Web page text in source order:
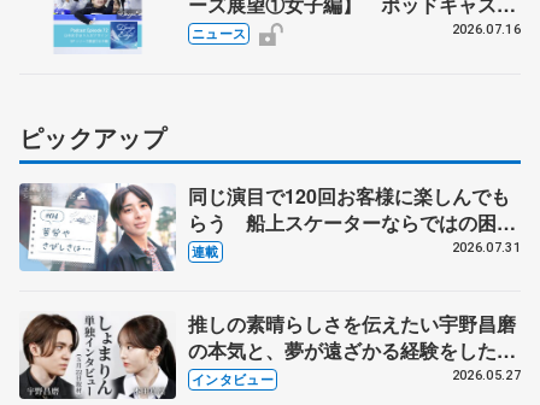
#72を配信
ニュース 2026.07.16
ピックアップ
同じ演目で120回お客様に楽しんでも
らう 船上スケーターならではの困難
とは 影響あったPIW前キャプテン松
連載 2026.07.31
推しの素晴らしさを伝えたい宇野昌磨
の本気と、夢が遠ざかる経験をした本
田真凜の覚悟
インタビュー 2026.05.27